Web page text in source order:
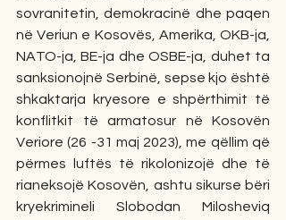
sovranitetin, demokracinë dhe paqen
në Veriun e Kosovës, Amerika, OKB-ja,
NATO-ja, BE-ja dhe OSBE-ja, duhet ta
sanksionojnë Serbinë, sepse kjo është
shkaktarja kryesore e shpërthimit të
konflitkit të armatosur në Kosovën
Veriore (26 -31 maj 2023), me qëllim që
përmes luftës të rikolonizojë dhe të
rianeksojë Kosovën, ashtu sikurse bëri
kryekrimineli Slobodan Milosheviq